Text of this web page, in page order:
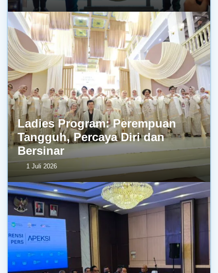
Ladies Program: Perempuan
Tangguh, Percaya Diri dan
Bersinar
1 Juli 2026